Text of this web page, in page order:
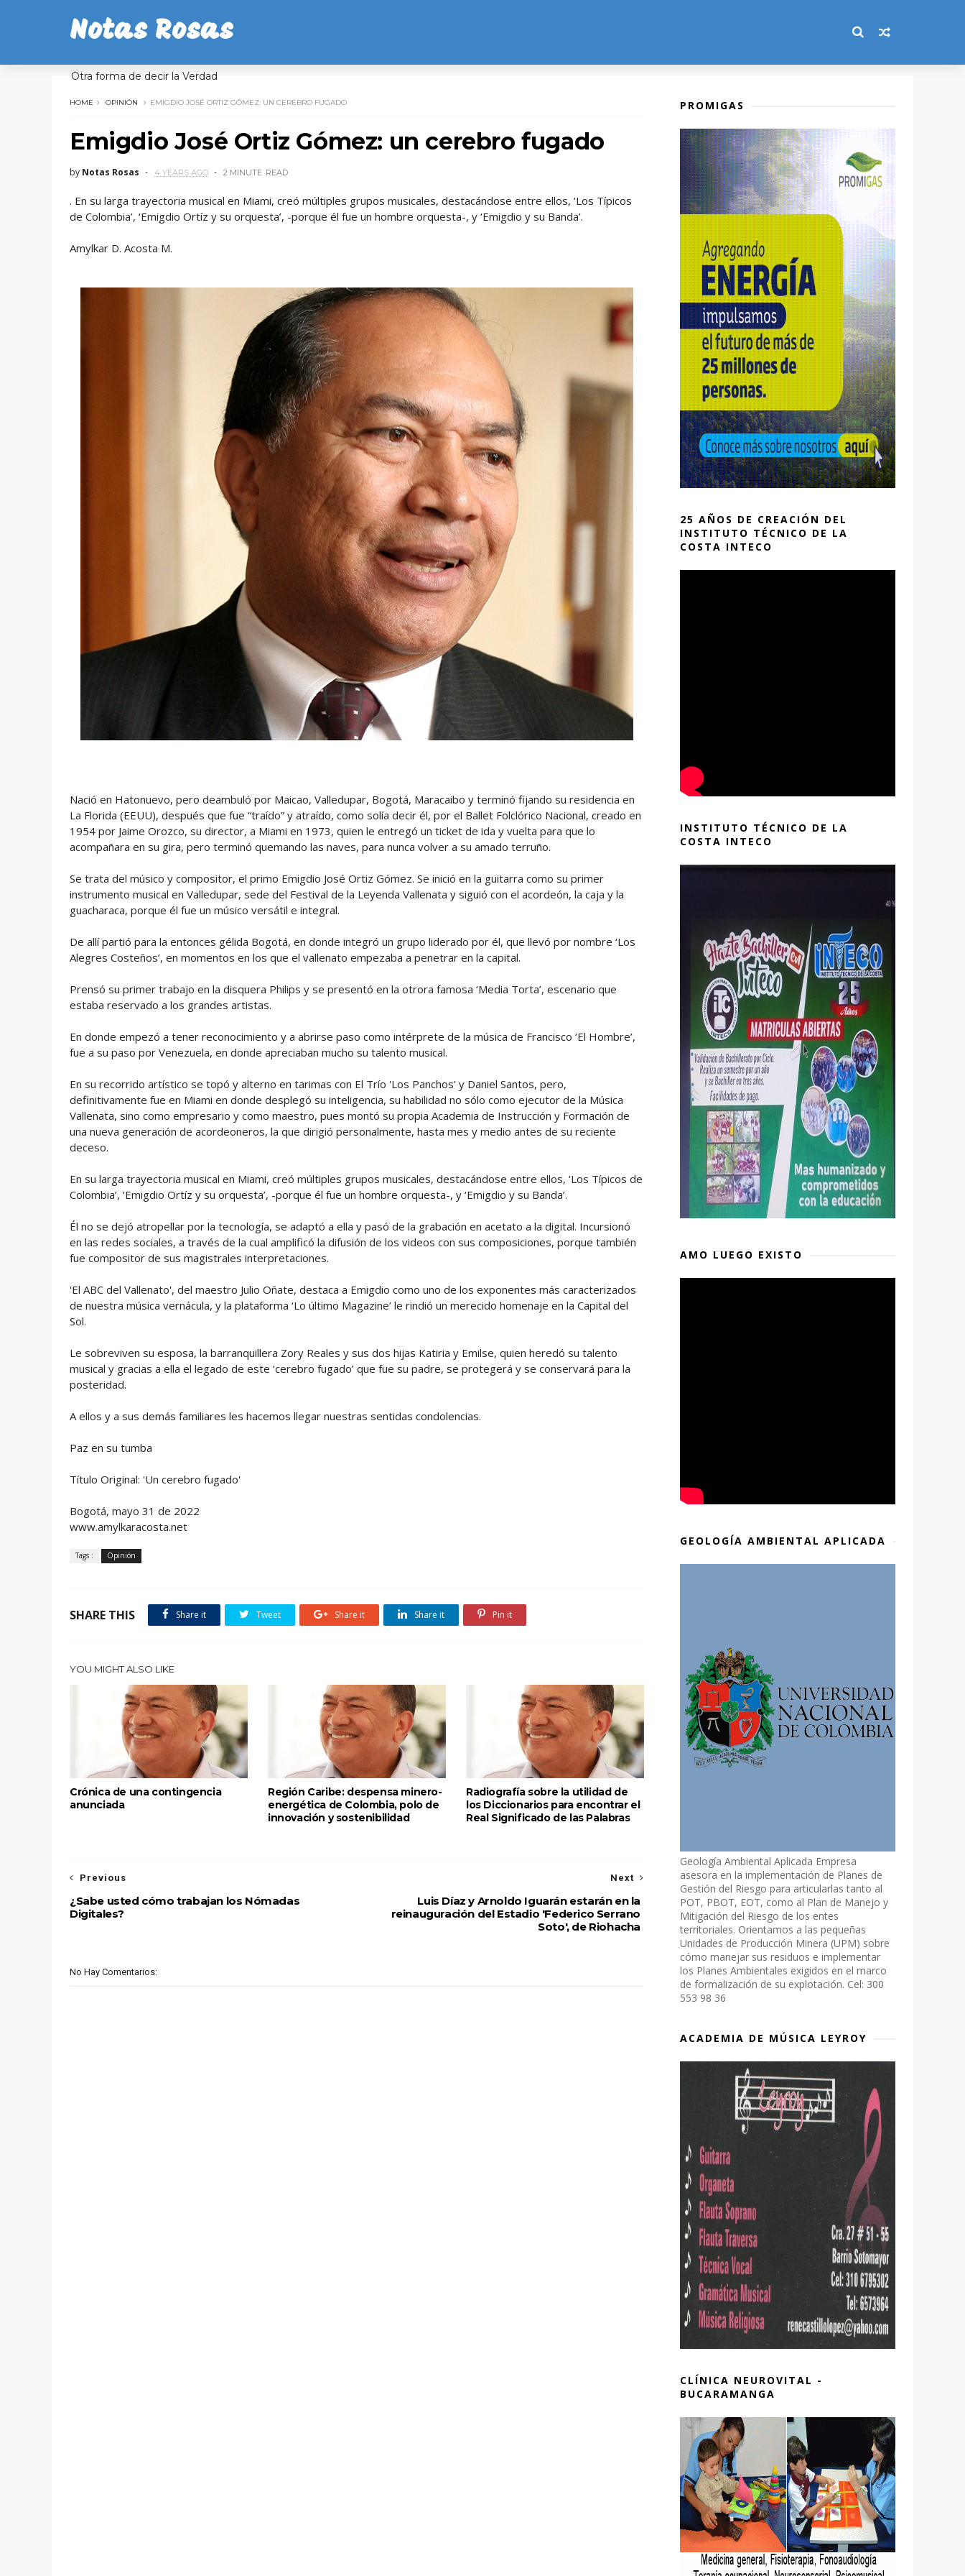
Notas Rosas
Otra forma de decir la Verdad
HOME OPINIÓN EMIGDIO JOSÉ ORTIZ GÓMEZ: UN CEREBRO FUGADO
Emigdio José Ortiz Gómez: un cerebro fugado
by Notas Rosas 4 YEARS AGO 2 MINUTE READ
. En su larga trayectoria musical en Miami, creó múltiples grupos musicales, destacándose entre ellos, ‘Los Típicos
de Colombia’, ‘Emigdio Ortíz y su orquesta’, -porque él fue un hombre orquesta-, y ‘Emigdio y su Banda’.
Amylkar D. Acosta M.
Nació en Hatonuevo, pero deambuló por Maicao, Valledupar, Bogotá, Maracaibo y terminó fijando su residencia en
La Florida (EEUU), después que fue “traído” y atraído, como solía decir él, por el Ballet Folclórico Nacional, creado en
1954 por Jaime Orozco, su director, a Miami en 1973, quien le entregó un ticket de ida y vuelta para que lo
acompañara en su gira, pero terminó quemando las naves, para nunca volver a su amado terruño.
Se trata del músico y compositor, el primo Emigdio José Ortiz Gómez. Se inició en la guitarra como su primer
instrumento musical en Valledupar, sede del Festival de la Leyenda Vallenata y siguió con el acordeón, la caja y la
guacharaca, porque él fue un músico versátil e integral.
De allí partió para la entonces gélida Bogotá, en donde integró un grupo liderado por él, que llevó por nombre ‘Los
Alegres Costeños’, en momentos en los que el vallenato empezaba a penetrar en la capital.
Prensó su primer trabajo en la disquera Philips y se presentó en la otrora famosa ‘Media Torta’, escenario que
estaba reservado a los grandes artistas.
En donde empezó a tener reconocimiento y a abrirse paso como intérprete de la música de Francisco ‘El Hombre’,
fue a su paso por Venezuela, en donde apreciaban mucho su talento musical.
En su recorrido artístico se topó y alterno en tarimas con El Trío 'Los Panchos' y Daniel Santos, pero,
definitivamente fue en Miami en donde desplegó su inteligencia, su habilidad no sólo como ejecutor de la Música
Vallenata, sino como empresario y como maestro, pues montó su propia Academia de Instrucción y Formación de
una nueva generación de acordeoneros, la que dirigió personalmente, hasta mes y medio antes de su reciente
deceso.
En su larga trayectoria musical en Miami, creó múltiples grupos musicales, destacándose entre ellos, ‘Los Típicos de
Colombia’, ‘Emigdio Ortíz y su orquesta’, -porque él fue un hombre orquesta-, y ‘Emigdio y su Banda’.
Él no se dejó atropellar por la tecnología, se adaptó a ella y pasó de la grabación en acetato a la digital. Incursionó
en las redes sociales, a través de la cual amplificó la difusión de los videos con sus composiciones, porque también
fue compositor de sus magistrales interpretaciones.
'El ABC del Vallenato', del maestro Julio Oñate, destaca a Emigdio como uno de los exponentes más caracterizados
de nuestra música vernácula, y la plataforma ‘Lo último Magazine’ le rindió un merecido homenaje en la Capital del
Sol.
Le sobreviven su esposa, la barranquillera Zory Reales y sus dos hijas Katiria y Emilse, quien heredó su talento
musical y gracias a ella el legado de este ‘cerebro fugado’ que fue su padre, se protegerá y se conservará para la
posteridad.
A ellos y a sus demás familiares les hacemos llegar nuestras sentidas condolencias.
Paz en su tumba
Título Original: 'Un cerebro fugado'
Bogotá, mayo 31 de 2022
www.amylkaracosta.net
Tags : Opinión
SHARE THIS Share it Tweet Share it Share it Pin it
YOU MIGHT ALSO LIKE
Crónica de una contingencia
anunciada
Región Caribe: despensa minero-
energética de Colombia, polo de
innovación y sostenibilidad
Radiografía sobre la utilidad de
los Diccionarios para encontrar el
Real Significado de las Palabras
Next
Luis Díaz y Arnoldo Iguarán estarán en la
reinauguración del Estadio 'Federico Serrano
Soto', de Riohacha
Previous
¿Sabe usted cómo trabajan los Nómadas
Digitales?
No Hay Comentarios:
PROMIGAS
25 AÑOS DE CREACIÓN DEL
INSTITUTO TÉCNICO DE LA
COSTA INTECO
INSTITUTO TÉCNICO DE LA
COSTA INTECO
AMO LUEGO EXISTO
GEOLOGÍA AMBIENTAL APLICADA
Geología Ambiental Aplicada Empresa
asesora en la implementación de Planes de
Gestión del Riesgo para articularlas tanto al
POT, PBOT, EOT, como al Plan de Manejo y
Mitigación del Riesgo de los entes
territoriales. Orientamos a las pequeñas
Unidades de Producción Minera (UPM) sobre
cómo manejar sus residuos e implementar
los Planes Ambientales exigidos en el marco
de formalización de su explotación. Cel: 300
553 98 36
ACADEMIA DE MÚSICA LEYROY
CLÍNICA NEUROVITAL -
BUCARAMANGA